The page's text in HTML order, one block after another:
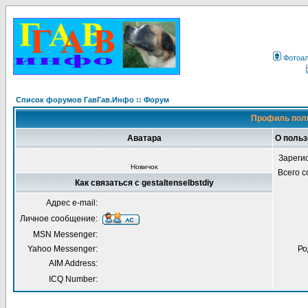
Список форумов ГавГав.Инфо :: Форум
Профиль
Аватара О
Новичок
Всего
Как связаться с gestaltenselbstdiy
Адрес e-mail:
Личное сообщение:
MSN Messenger:
Yahoo Messenger:
AIM Address:
ICQ Number: